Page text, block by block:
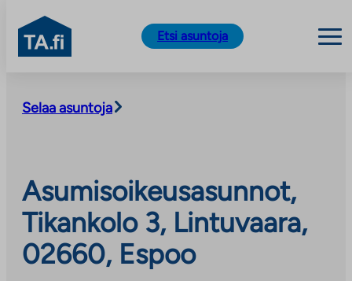
sisältöön
TA.fi
Etsi asuntoja
Selaa asuntoja
Asumisoikeusasunnot,
Tikankolo 3, Lintuvaara,
02660, Espoo